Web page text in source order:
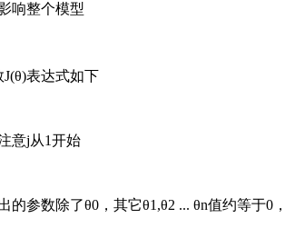
响整个模型
表达式如下
意j从1开始
参数除了θ0，其它θ1,θ2 ... θn值约等于0